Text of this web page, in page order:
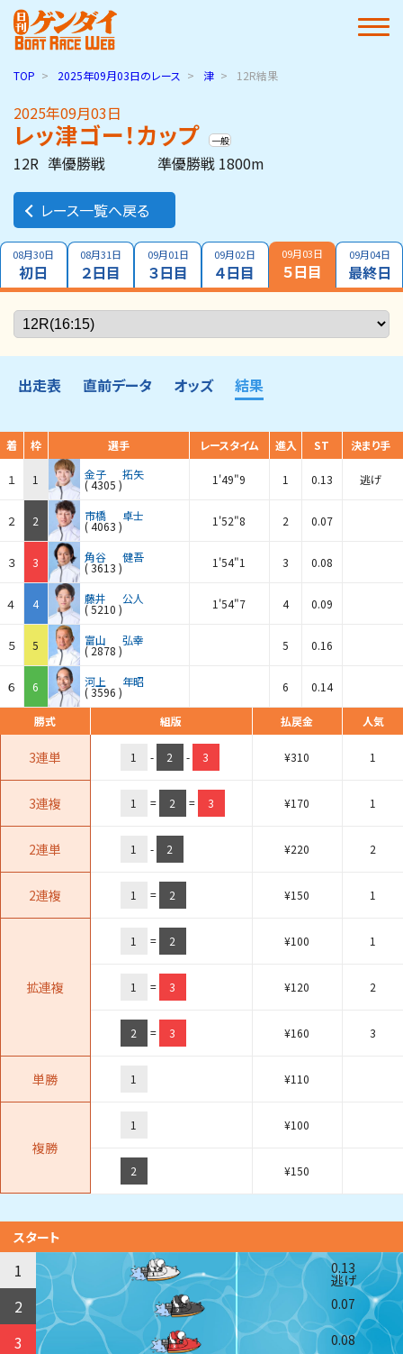
TOP 2025年09月03日のレース 津 12R結果
2025年09月03日
レッ津ゴー！カップ 一般
12R 準優勝戦 準優勝戦 1800m
レース一覧へ戻る
08月30日
初日
08月31日
２日目
09月01日
３日目
09月02日
４日目
09月03日
５日目
09月04日
最終日
出走表 直前データ オッズ 結果
着 枠 選手 レースタイム 進入 ST 決まり手
１ 1 金子 拓矢
(4305 ) 1'49"9 1 0.13 逃げ
２ 2 市橋 卓士
(4063 ) 1'52"8 2 0.07
３ 3 角谷 健吾
(3613 ) 1'54"1 3 0.08
４ 4 藤井 公人
(5210 ) 1'54"7 4 0.09
５ 5 富山 弘幸
(2878 ) 5 0.16
６ 6 河上 年昭
(3596 ) 6 0.14
勝式 組版 払戻金 人気
3連単 1 - 2 - 3 ¥310 1
3連複 1 = 2 = 3 ¥170 1
2連単 1 - 2 ¥220 2
2連複 1 = 2 ¥150 1
拡連複
1 = 2 ¥100 1
1 = 3 ¥120 2
2 = 3 ¥160 3
単勝 1 ¥110
複勝
1 ¥100
2 ¥150
スタート
1 0.13
逃げ
2 0.07
3 0.08